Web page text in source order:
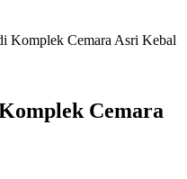
Komplek Cemara Asri Kebal
Cemara